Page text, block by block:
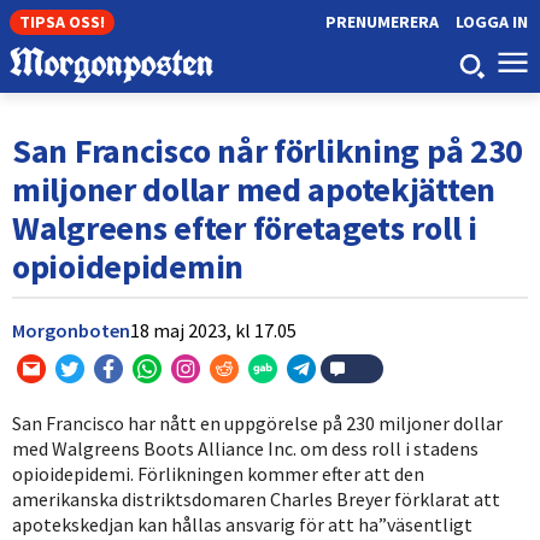
TIPSA OSS! LOGGA IN
PRENUMERERA
San Francisco når förlikning på 230
miljoner dollar med apotekjätten
Walgreens efter företagets roll i
opioidepidemin
Morgonboten18 maj 2023, kl 17.05
San Francisco har nått en uppgörelse på 230 miljoner dollar
med Walgreens Boots Alliance Inc. om dess roll i stadens
opioidepidemi. Förlikningen kommer efter att den
amerikanska distriktsdomaren Charles Breyer förklarat att
apotekskedjan kan hållas ansvarig för att ha”väsentligt